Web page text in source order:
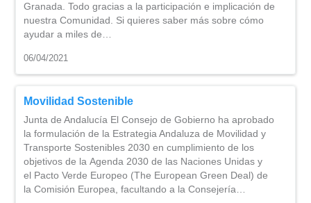
Granada. Todo gracias a la participación e implicación de
nuestra Comunidad. Si quieres saber más sobre cómo
ayudar a miles de…
06/04/2021
Movilidad Sostenible
Junta de Andalucía El Consejo de Gobierno ha aprobado
la formulación de la Estrategia Andaluza de Movilidad y
Transporte Sostenibles 2030 en cumplimiento de los
objetivos de la Agenda 2030 de las Naciones Unidas y
el Pacto Verde Europeo (The European Green Deal) de
la Comisión Europea, facultando a la Consejería…